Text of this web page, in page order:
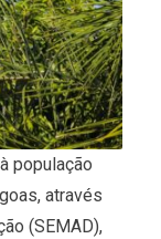
população
através
(SEMAD),